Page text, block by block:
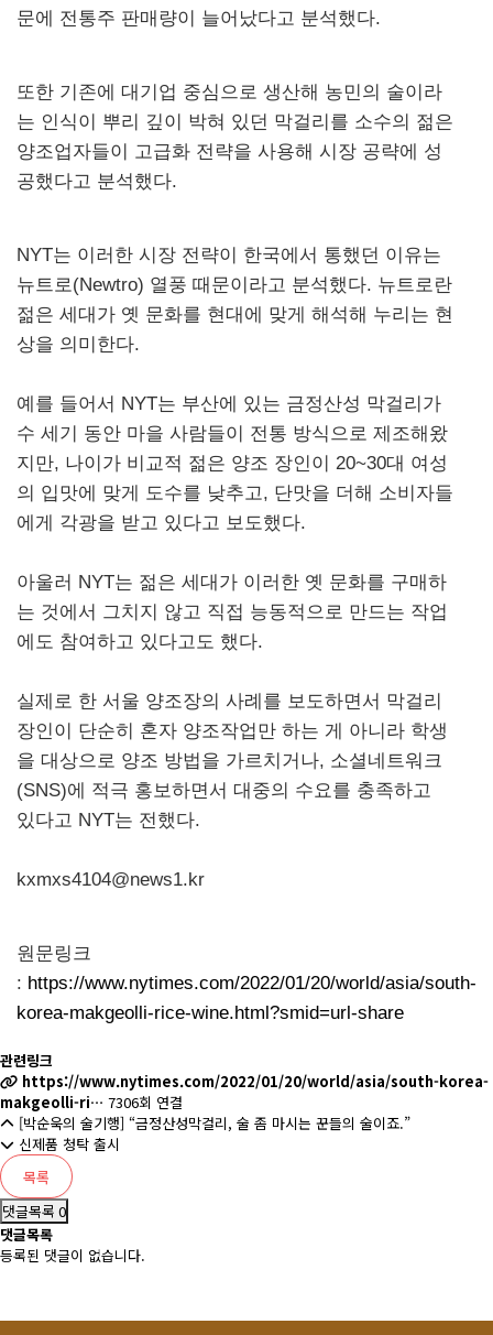
문에 전통주 판매량이 늘어났다고 분석했다.
또한 기존에 대기업 중심으로 생산해 농민의 술이라
는 인식이 뿌리 깊이 박혀 있던 막걸리를 소수의 젊은
양조업자들이 고급화 전략을 사용해 시장 공략에 성
공했다고 분석했다.
NYT는 이러한 시장 전략이 한국에서 통했던 이유는
뉴트로(Newtro) 열풍 때문이라고 분석했다. 뉴트로란
젊은 세대가 옛 문화를 현대에 맞게 해석해 누리는 현
상을 의미한다.
예를 들어서 NYT는 부산에 있는 금정산성 막걸리가
수 세기 동안 마을 사람들이 전통 방식으로 제조해왔
지만, 나이가 비교적 젊은 양조 장인이 20~30대 여성
의 입맛에 맞게 도수를 낮추고, 단맛을 더해 소비자들
에게 각광을 받고 있다고 보도했다.
아울러 NYT는 젊은 세대가 이러한 옛 문화를 구매하
는 것에서 그치지 않고 직접 능동적으로 만드는 작업
에도 참여하고 있다고도 했다.
실제로 한 서울 양조장의 사례를 보도하면서 막걸리
장인이 단순히 혼자 양조작업만 하는 게 아니라 학생
을 대상으로 양조 방법을 가르치거나, 소셜네트워크
(SNS)에 적극 홍보하면서 대중의 수요를 충족하고
있다고 NYT는 전했다.
kxmxs4104@news1.kr
원문링크
: https://www.nytimes.com/2022/01/20/world/asia/south-
korea-makgeolli-rice-wine.html?smid=url-share
관련링크
https://www.nytimes.com/2022/01/20/world/asia/south-korea-
makgeolli-ri… 7306회 연결
[박순욱의 술기행] “금정산성막걸리, 술 좀 마시는 꾼들의 술이죠.”
신제품 청탁 출시
목록
댓글목록 0
댓글목록
등록된 댓글이 없습니다.